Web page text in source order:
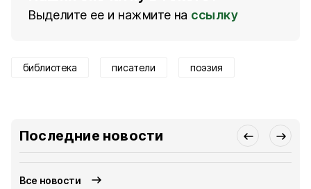
Выделите ее и нажмите на ссылку
библиотека писатели поэзия
Последние новости
Все новости